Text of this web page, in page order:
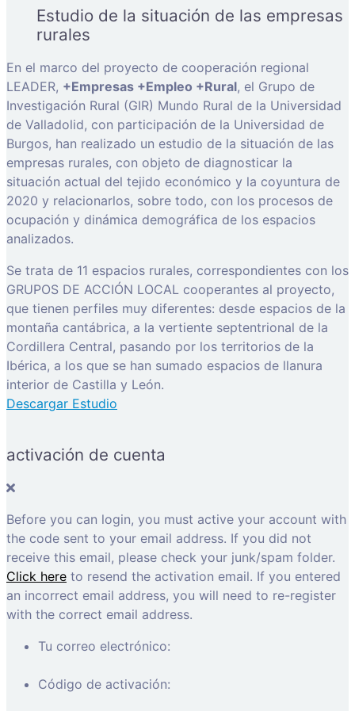
Estudio de la situación de las empresas
rurales
En el marco del proyecto de cooperación regional
LEADER, +Empresas +Empleo +Rural, el Grupo de
Investigación Rural (GIR) Mundo Rural de la Universidad
de Valladolid, con participación de la Universidad de
Burgos, han realizado un estudio de la situación de las
empresas rurales, con objeto de diagnosticar la
situación actual del tejido económico y la coyuntura de
2020 y relacionarlos, sobre todo, con los procesos de
ocupación y dinámica demográfica de los espacios
analizados.
Se trata de 11 espacios rurales, correspondientes con los
GRUPOS DE ACCIÓN LOCAL cooperantes al proyecto,
que tienen perfiles muy diferentes: desde espacios de la
montaña cantábrica, a la vertiente septentrional de la
Cordillera Central, pasando por los territorios de la
Ibérica, a los que se han sumado espacios de llanura
interior de Castilla y León.
Descargar Estudio
activación de cuenta
Before you can login, you must active your account with
the code sent to your email address. If you did not
receive this email, please check your junk/spam folder.
Click here to resend the activation email. If you entered
an incorrect email address, you will need to re-register
with the correct email address.
Tu correo electrónico:
Código de activación: